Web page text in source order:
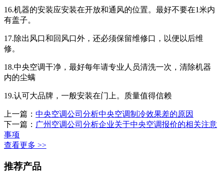
16.机器的安装应安装在开放和通风的位置。最好不要在1米内
有盖子。
17.除出风口和回风口外，还必须保留维修口，以便以后维
修。
18.中央空调干净，最好每年请专业人员清洗一次，清除机器
内的尘螨
19.认可大品牌，一般安装在门上。质量值得信赖
上一篇： 中央空调公司​分析中央空调制冷效果差的原因
下一篇： 广州空调公司分析企业关于中央空调报价的相关注意
事项
查看更多 >>
推荐产品